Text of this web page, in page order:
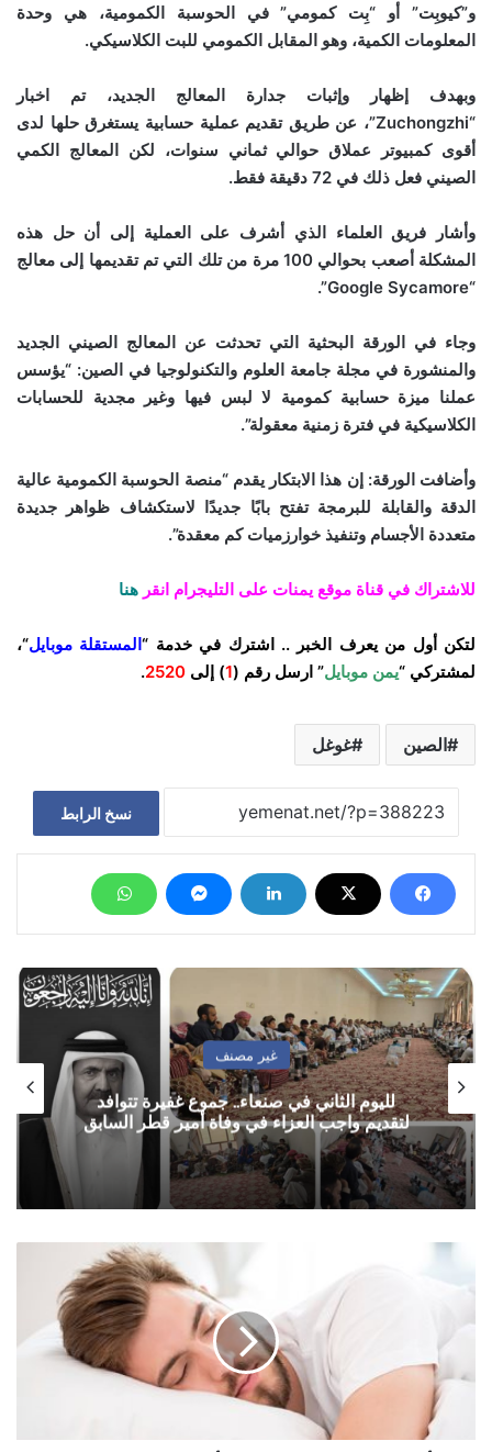
و”كيوبِت” أو “بِت كمومي” في الحوسبة الكمومية، هي وحدة
المعلومات الكمية، وهو المقابل الكمومي للبت الكلاسيكي.
وبهدف إظهار وإثبات جدارة المعالج الجديد، تم اخبار
“Zuchongzhi”، عن طريق تقديم عملية حسابية يستغرق حلها لدى
أقوى كمبيوتر عملاق حوالي ثماني سنوات، لكن المعالج الكمي
الصيني فعل ذلك في 72 دقيقة فقط.
وأشار فريق العلماء الذي أشرف على العملية إلى أن حل هذه
المشكلة أصعب بحوالي 100 مرة من تلك التي تم تقديمها إلى معالج
“Google Sycamore”.
وجاء في الورقة البحثية التي تحدثت عن المعالج الصيني الجديد
والمنشورة في مجلة جامعة العلوم والتكنولوجيا في الصين: “يؤسس
عملنا ميزة حسابية كمومية لا لبس فيها وغير مجدية للحسابات
الكلاسيكية في فترة زمنية معقولة”.
وأضافت الورقة: إن هذا الابتكار يقدم “منصة الحوسبة الكمومية عالية
الدقة والقابلة للبرمجة تفتح بابًا جديدًا لاستكشاف ظواهر جديدة
متعددة الأجسام وتنفيذ خوارزميات كم معقدة”.
للاشتراك في قناة موقع يمنات على التليجرام انقر هنا
لتكن أول من يعرف الخبر .. اشترك في خدمة “المستقلة موبايل“،
لمشتركي “يمن موبايل” ارسل رقم (1) إلى 2520
.
الصين غوغل
نسخ الرابط
غير مصنف
لليوم الثاني في صنعاء.. جموع غفيرة تتوافد
لتقديم واجب العزاء في وفاة أمير قطر السابق
للنوم